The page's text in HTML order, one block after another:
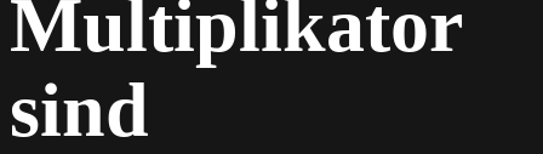
Multiplikator
sind